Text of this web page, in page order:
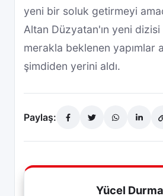
yeni bir soluk getirmeyi
Altan Düzyatan'ın yeni
merakla beklenen yapımlar
şimdiden yerini aldı.
Paylaş:
Yücel